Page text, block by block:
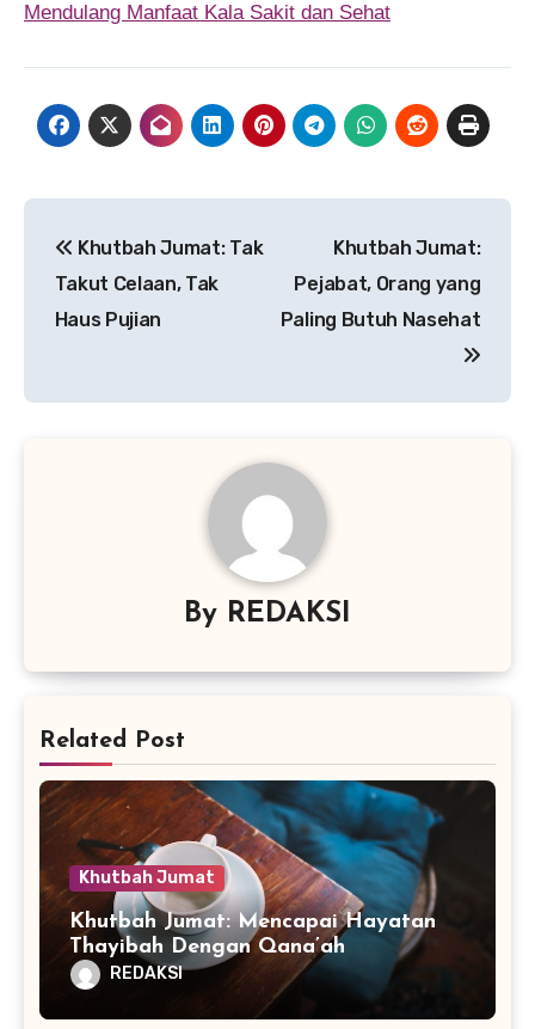
Mendulang Manfaat Kala Sakit dan Sehat
pos
Khutbah Jumat: Tak
Takut Celaan, Tak
Haus Pujian
Khutbah Jumat:
Pejabat, Orang yang
Paling Butuh Nasehat
By REDAKSI
Related Post
Khutbah Jumat
Khutbah Jumat: Mencapai Hayatan
Thayibah Dengan Qana’ah
REDAKSI